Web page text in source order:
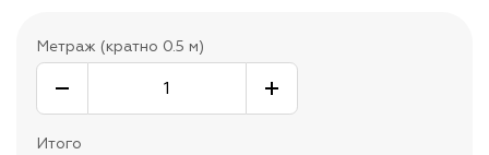
Метраж (кратно 0.5 м)
Итого